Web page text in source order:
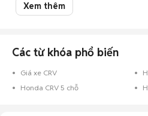
Xem thêm
Các từ khóa phổ biến
Giá xe CRV
Honda CRV 5 chỗ